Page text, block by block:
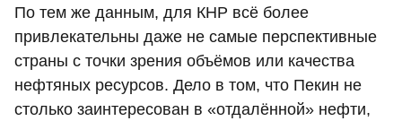
По тем же данным, для КНР всё более
привлекательны даже не самые перспективные
страны с точки зрения объёмов или качества
нефтяных ресурсов. Дело в том, что Пекин не
столько заинтересован в «отдалённой» нефти,